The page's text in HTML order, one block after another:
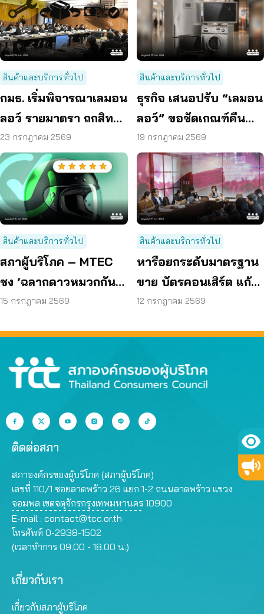
สินค้าและบริการทั่วไป
กมธ. เริ่มพิจารณาเลมอน
ลอว์ รายมาตรา ถกสิทธิ
ซ่อม – เปลี่ยน – คืนเงิน
23 กรกฎาคม 2569
สินค้าและบริการทั่วไป
ธุรกิจ เสนอปรับ “เลมอน
ลอว์” ขอชัดเกณฑ์คืน
สินค้า หยุดค่างวด
แพลตฟอร์มร่วมรับผิด
19 กรกฎาคม 2569
สินค้าและบริการทั่วไป
สภาผู้บริโภค – MTEC
ชง ‘ฉลากดาวหมวกกันน็
อก’ ยกระดับความ
15 กรกฎาคม 2569
สินค้าและบริการทั่วไป
หารือยกระดับมาตรฐาน
ขาย บัตรคอนเสิร์ต แก้
บอต – รีเซลล์ – คืนเงิน
12 กรกฎาคม 2569
ติดต่อสภา
สภาองค์กรของผู้บริโภค (สภาผู้บริโภค)
เลขที่ 110/1 ซอยลาดพร้าว 26 แยก 1-2 ถนนลาดพร้าว แขวง
จอมพล เขตจตุจักรกรุงเทพมหานคร 10900
E-mail : contact@tcc.or.th
โทรศัพท์ 0-2938-1502
(เวลาทำการ 09.00 - 18.00 น.)
เกี่ยวกับเรา
เกี่ยวกับสภาผู้บริโภค